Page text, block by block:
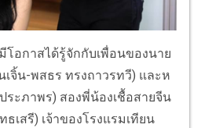
อกาสได้รู้จักกับเพื่อนของนาย
เจิ้น-พสธร ทรงถาวรทวี) และห
ระภาพร) สองพี่น้องเชื้อสายจีน
ธเสรี) เจ้าของโรงแรมเทียน